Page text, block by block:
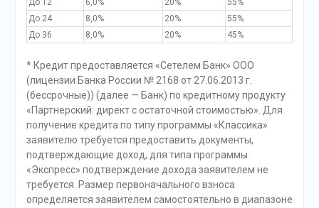
До 12 6,0% 20%
55%
До 24
8,0% 20%
55%
До 36
8,0% 20% 45%
* Кредит предоставляется «Сетелем Банк» ООО
(лицензии Банка России № 2168 от 27.06.2013 г.
(бессрочные)) (далее — Банк) по кредитному продукту
«Партнерский: директ с остаточной стоимостью». Для
получение кредита по типу программы «Классика»
заявителю требуется предоставить документы,
подтверждающие доход, для типа программы
«Экспресс» подтверждение дохода заявителем не
требуется. Размер первоначального взноса
определяется заявителем самостоятельно в диапазоне